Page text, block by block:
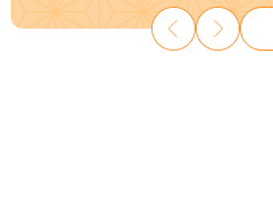
山県 笠岡市 清水白桃 白鳳 白
麗 クール便---
kasaoka_zsy_419_100---